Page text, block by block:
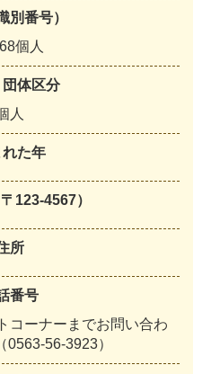
別番号）
68個 人
体区分
人
た年
123-4567）
所
番号
ト コ ーナー ま でお問い合わ
（0563-56-3923）